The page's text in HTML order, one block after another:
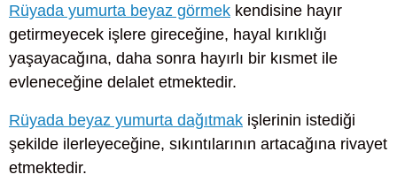
Rüyada yumurta beyaz görmek kendisine hayır
getirmeyecek işlere gireceğine, hayal kırıklığı
yaşayacağına, daha sonra hayırlı bir kısmet ile
evleneceğine delalet etmektedir.
Rüyada beyaz yumurta dağıtmak işlerinin istediği
şekilde ilerleyeceğine, sıkıntılarının artacağına rivayet
etmektedir.